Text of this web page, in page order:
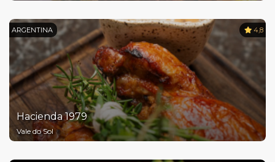
ARGENTINA 4,8
Hacienda 1979
Vale do Sol